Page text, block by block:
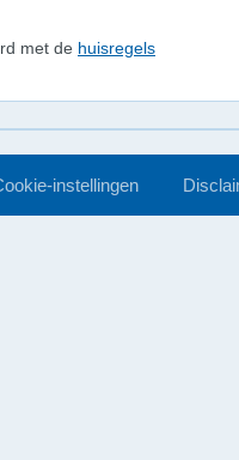
met de huisregels
instellingen